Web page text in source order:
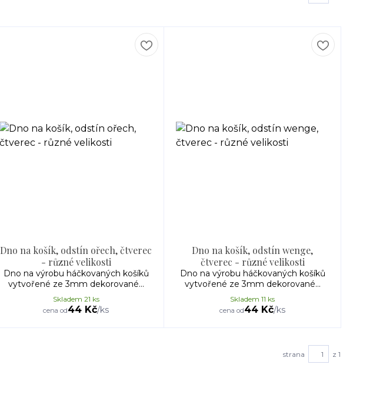
Dno na košík, odstín ořech, čtverec
- různé velikosti
Dno na výrobu háčkovaných košíků
vytvořené ze 3mm dekorované...
cena od44 Kč/ks
Skladem 21 ks
Dno na košík, odstín wenge,
čtverec - různé velikosti
Dno na výrobu háčkovaných košíků
vytvořené ze 3mm dekorované...
cena od44 Kč/ks
Skladem 11 ks
strana z 1